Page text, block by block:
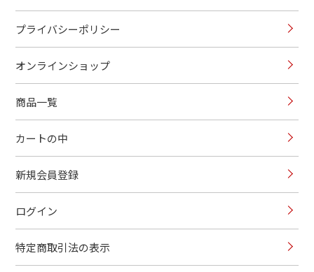
プライバシーポリシー
オンラインショップ
商品一覧
カートの中
新規会員登録
ログイン
特定商取引法の表示